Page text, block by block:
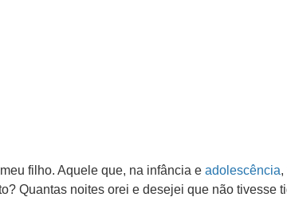
filho. Aquele que, na infância e adolescência,
Quantas noites orei e desejei que não tivesse